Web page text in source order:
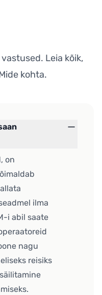
Leia kõik,
kohta.
on
ilma
i abil saate
nagu
reisiks